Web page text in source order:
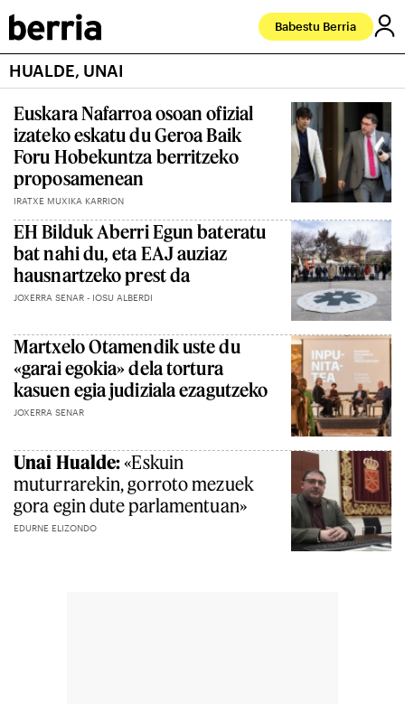
Babestu Berria
HUALDE, UNAI
Euskara Nafarroa osoan ofizial
izateko eskatu du Geroa Baik
Foru Hobekuntza berritzeko
proposamenean
IRATXE MUXIKA KARRION
EH Bilduk Aberri Egun bateratu
bat nahi du, eta EAJ auziaz
hausnartzeko prest da
JOXERRA SENAR - IOSU ALBERDI
Martxelo Otamendik uste du
«garai egokia» dela tortura
kasuen egia judiziala ezagutzeko
JOXERRA SENAR
Unai Hualde:«Eskuin
muturrarekin, gorroto mezuek
gora egin dute parlamentuan»
EDURNE ELIZONDO